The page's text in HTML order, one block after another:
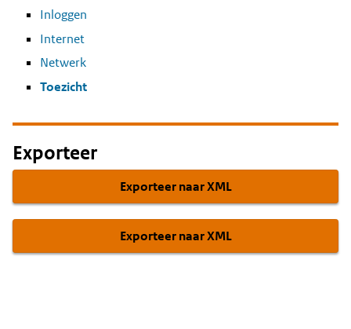
Inloggen
Internet
Netwerk
Toezicht
Exporteer
Exporteer naar XML
Exporteer naar XML